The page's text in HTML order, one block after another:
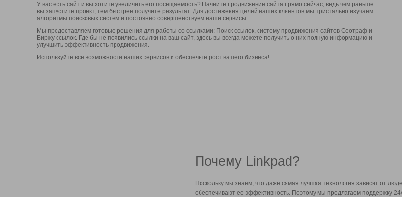
У вас есть сайт и вы хотите увеличить его посещаемость? Начните продвижение сайта прямо сейчас, ведь чем раньше
вы запустите проект, тем быстрее получите результат. Для достижения целей наших клиентов мы пристально изучаем
алгоритмы поисковых систем и постоянно совершенствуем наши сервисы.
Мы предоставляем готовые решения для работы со ссылками: Поиск ссылок, систему продвижения сайтов Сеотраф и
Биржу ссылок. Где бы не появились ссылки на ваш сайт, здесь вы всегда можете получить о них полную информацию и
улучшить эффективность продвижения.
Используйте все возможности наших сервисов и обеспечьте рост вашего бизнеса!
Почему Linkpad?
Поскольку мы знаем, что даже самая лучшая технология зависит от
обеспечивают ее эффективность. Поэтому мы предлагаем поддержку